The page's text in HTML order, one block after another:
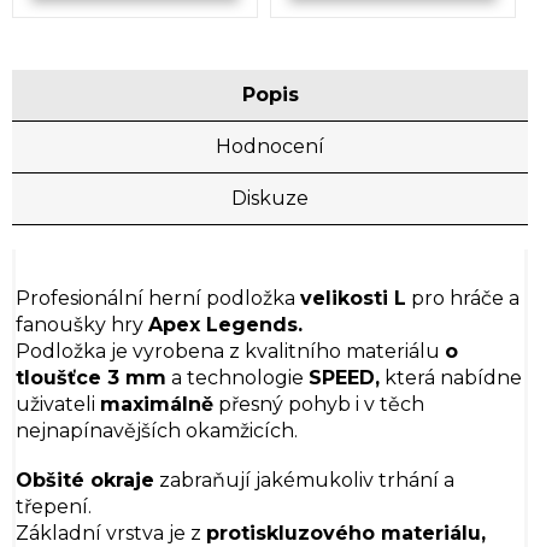
Popis
Hodnocení
Diskuze
Profesionální herní podložka velikosti L pro hráče a
fanoušky hry Apex Legends.
Podložka je vyrobena z kvalitního materiálu o
tloušťce 3 mm a technologie SPEED, která nabídne
uživateli maximálně přesný pohyb i v těch
nejnapínavějších okamžicích.
Obšité okraje zabraňují jakémukoliv trhání a
třepení.
Základní vrstva je z protiskluzového materiálu,